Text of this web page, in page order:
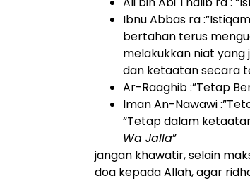
Ibnu Abbas ra
bertahan terus
melakukkan niat yang
dan ketaatan secara
Ar-Raaghib :”Tetap
Iman An-Nawawi
“Tetap dalam
Wa Jalla”
jangan khawatir, selain
doa kepada Allah, agar